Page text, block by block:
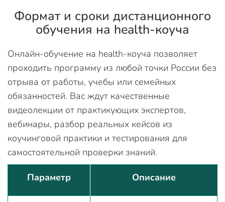
Формат и сроки дистанционного
обучения на health-коуча
Онлайн-обучение на health-коуча позволяет
проходить программу из любой точки России без
отрыва от работы, учебы или семейных
обязанностей. Вас ждут качественные
видеолекции от практикующих экспертов,
вебинары, разбор реальных кейсов из
коучинговой практики и тестирования для
самостоятельной проверки знаний.
Параметр Описание